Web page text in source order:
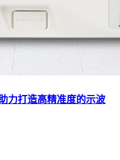
力打造高精准度的示波